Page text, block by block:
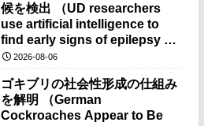
候を検出 （UD researchers
use artificial intelligence to
find early signs of epilepsy in
brain-wave recordings）
2026-08-06
ゴキブリの社会性形成の仕組み
を解明 （German
Cockroaches Appear to Be